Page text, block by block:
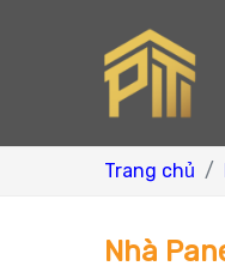
Trang chủ
Nhà